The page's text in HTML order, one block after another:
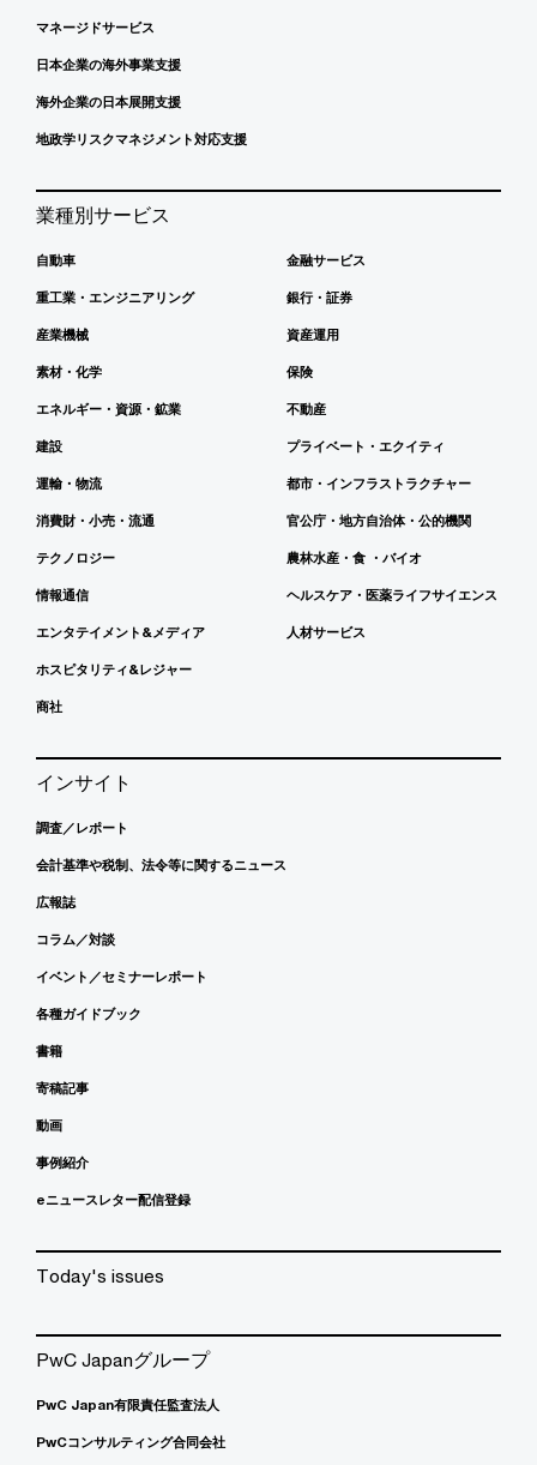
マネージドサービス
日本企業の海外事業支援
海外企業の日本展開支援
地政学リスクマネジメント対応支援
業種別サービス
自動車
重工業・エンジニアリング
産業機械
素材・化学
エネルギー・資源・鉱業
建設
運輸・物流
消費財・小売・流通
テクノロジー
情報通信
エンタテイメント&メディア
ホスピタリティ&レジャー
商社
金融サービス
銀行・証券
資産運用
保険
不動産
プライベート・エクイティ
都市・インフラストラクチャー
官公庁・地方自治体・公的機関
農林水産・食 ・バイオ
ヘルスケア・医薬ライフサイエンス
人材サービス
インサイト
調査／レポート
会計基準や税制、法令等に関するニュース
広報誌
コラム／対談
イベント／セミナーレポート
各種ガイドブック
書籍
寄稿記事
動画
事例紹介
eニュースレター配信登録
Today's issues
PwC Japanグループ
PwC Japan有限責任監査法人
PwCコンサルティング合同会社